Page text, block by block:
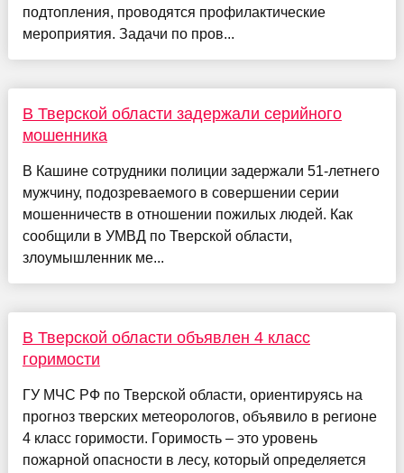
подтопления, проводятся профилактические
мероприятия. Задачи по пров...
В Тверской области задержали серийного
мошенника
В Кашине сотрудники полиции задержали 51-летнего
мужчину, подозреваемого в совершении серии
мошенничеств в отношении пожилых людей. Как
сообщили в УМВД по Тверской области,
злоумышленник ме...
В Тверской области объявлен 4 класс
горимости
ГУ МЧС РФ по Тверской области, ориентируясь на
прогноз тверских метеорологов, объявило в регионе
4 класс горимости. Горимость – это уровень
пожарной опасности в лесу, который определяется